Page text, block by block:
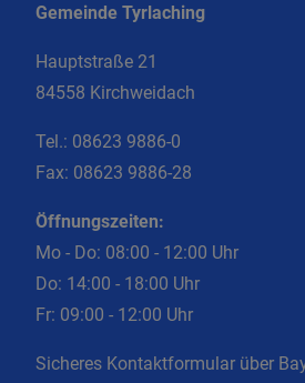
Gemeinde Tyrlaching
Hauptstraße 21
84558 Kirchweidach
Tel.: 08623 9886-0
Fax: 08623 9886-28
Öffnungszeiten:
Mo - Do: 08:00 - 12:00 Uhr
Do: 14:00 - 18:00 Uhr
Fr: 09:00 - 12:00 Uhr
Sicheres Kontaktformular über